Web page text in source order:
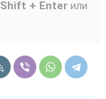
Shift + Enter или